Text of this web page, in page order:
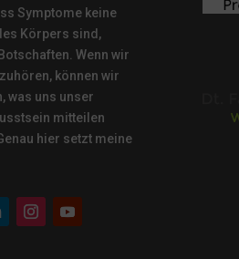
Symptome keine
Körpers sind,
Wenn wir
können wir
was uns unser
mitteilen
hier setzt meine